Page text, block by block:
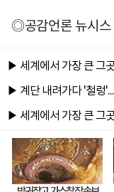
◎공감언론 뉴시스